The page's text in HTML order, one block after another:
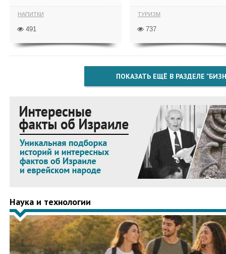
НАПИТКИ
491
ТУРИЗМ
737
ПОКАЗАТЬ ЕЩЁ В РАЗДЕЛЕ
Наука и технологии